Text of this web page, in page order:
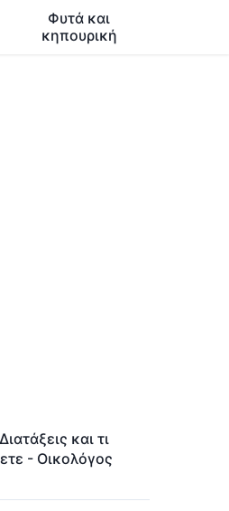
Φυτά και
κηπουρική
και τι
- Οικολόγος